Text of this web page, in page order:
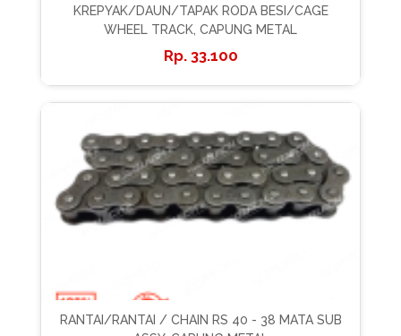
KREPYAK/DAUN/TAPAK RODA BESI/CAGE
WHEEL TRACK, CAPUNG METAL
33.100
RANTAI/RANTAI / CHAIN RS 40 - 38 MATA SUB